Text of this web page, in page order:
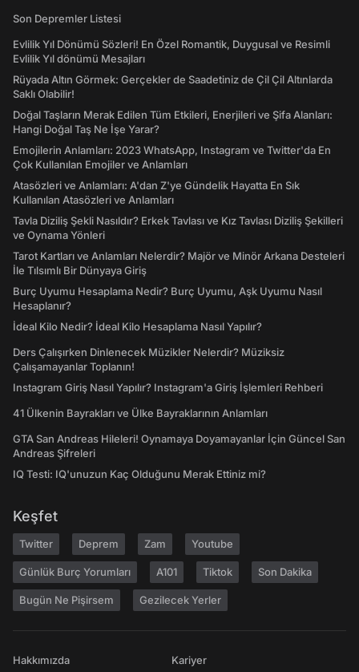
Son Depremler Listesi
Evlilik Yıl Dönümü Sözleri! En Özel Romantik, Duygusal ve Resimli
Evlilik Yıl dönümü Mesajları
Rüyada Altın Görmek: Gerçekler de Saadetiniz de Çil Çil Altınlarda
Saklı Olabilir!
Doğal Taşların Merak Edilen Tüm Etkileri, Enerjileri ve Şifa Alanları:
Hangi Doğal Taş Ne İşe Yarar?
Emojilerin Anlamları: 2023 WhatsApp, Instagram ve Twitter'da En
Çok Kullanılan Emojiler ve Anlamları
Atasözleri ve Anlamları: A'dan Z'ye Gündelik Hayatta En Sık
Kullanılan Atasözleri ve Anlamları
Tavla Diziliş Şekli Nasıldır? Erkek Tavlası ve Kız Tavlası Diziliş Şekilleri
ve Oynama Yönleri
Tarot Kartları ve Anlamları Nelerdir? Majör ve Minör Arkana Desteleri
İle Tılsımlı Bir Dünyaya Giriş
Burç Uyumu Hesaplama Nedir? Burç Uyumu, Aşk Uyumu Nasıl
Hesaplanır?
İdeal Kilo Nedir? İdeal Kilo Hesaplama Nasıl Yapılır?
Ders Çalışırken Dinlenecek Müzikler Nelerdir? Müziksiz
Çalışamayanlar Toplanın!
Instagram Giriş Nasıl Yapılır? Instagram'a Giriş İşlemleri Rehberi
41 Ülkenin Bayrakları ve Ülke Bayraklarının Anlamları
GTA San Andreas Hileleri! Oynamaya Doyamayanlar İçin Güncel San
Andreas Şifreleri
IQ Testi: IQ'unuzun Kaç Olduğunu Merak Ettiniz mi?
Keşfet
Twitter Deprem Zam Youtube
Günlük Burç Yorumları A101 Tiktok Son Dakika
Bugün Ne Pişirsem Gezilecek Yerler
Hakkımızda
Kariyer